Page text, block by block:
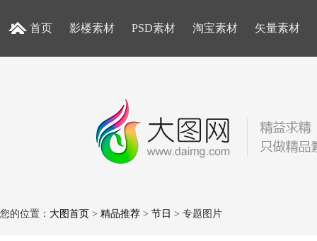
首页 影楼素材 PSD素材 淘宝素材 矢量素材
您的位置： 大图首页 > 精品推荐 > 节日 > 专题图片